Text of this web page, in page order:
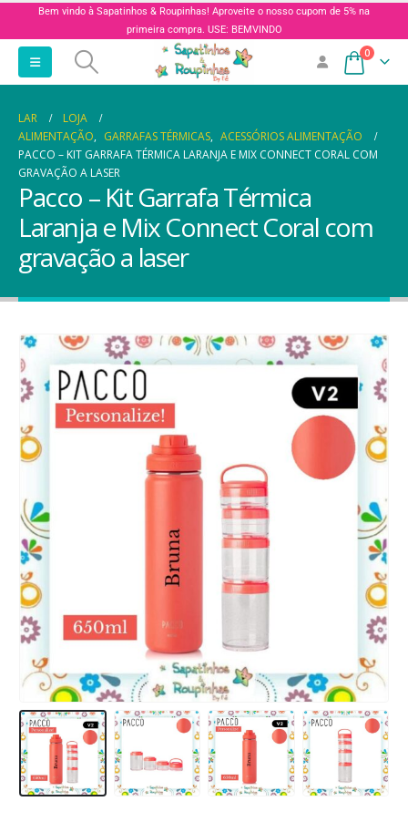
Bem vindo à Sapatinhos & Roupinhas! Aproveite o nosso cupom de 5% na
primeira compra. USE: BEMVINDO
0
LAR
LOJA
ALIMENTAÇÃO, GARRAFAS TÉRMICAS, ACESSÓRIOS ALIMENTAÇÃO
PACCO – KIT GARRAFA TÉRMICA LARANJA E MIX CONNECT CORAL COM
GRAVAÇÃO A LASER
Pacco – Kit Garrafa Térmica
Laranja e Mix Connect Coral com
gravação a laser